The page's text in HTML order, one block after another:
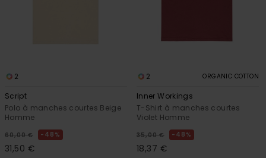
2
Script
Polo à manches courtes Beige
Homme
60,00 € 48%
31,50 €
2 ORGANIC COTTON
Inner Workings
T-Shirt à manches courtes
Violet Homme
35,00 € 48%
18,37 €